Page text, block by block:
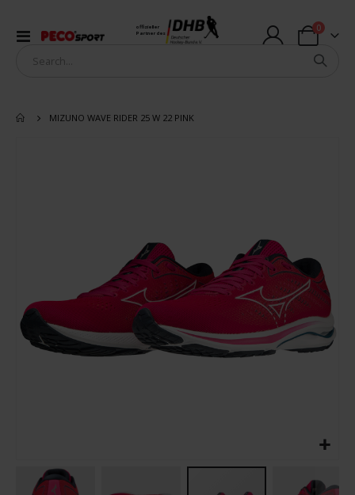
Navigation
offizieller
Partner des
Warenkorb
0Artikel
MIZUNO WAVE RIDER 25 W 22 PINK